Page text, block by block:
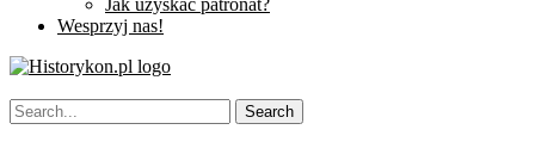
Jak uzyskać patronat?
Wesprzyj nas!